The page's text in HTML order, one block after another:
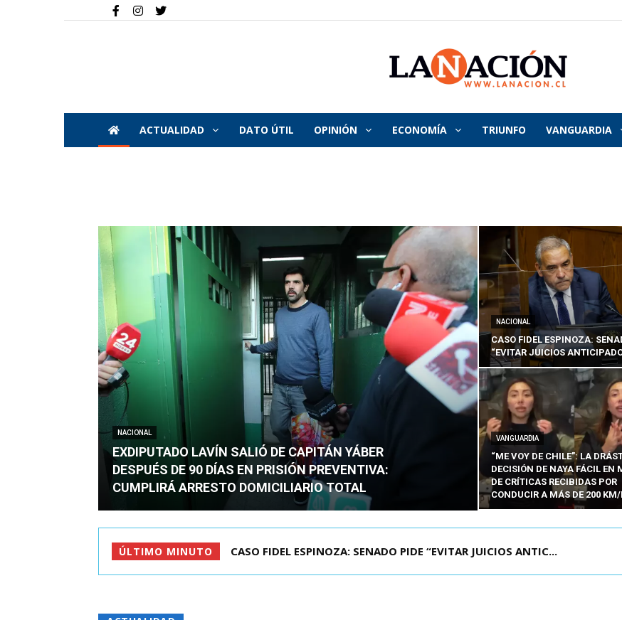
La
Nación
ACTUALIDAD DATO ÚTIL OPINIÓN ECONOMÍA TRIUNFO VANGUARDIA
NACIONAL
EXDIPUTADO LAVÍN SALIÓ DE CAPITÁN YÁBER
DESPUÉS DE 90 DÍAS EN PRISIÓN PREVENTIVA:
CUMPLIRÁ ARRESTO DOMICILIARIO TOTAL
NACIONAL
CASO FIDEL ESPINOZA:
“EVITAR JUICIOS
VANGUARDIA
“ME VOY DE CHILE”: LA
DECISIÓN DE NAYA FÁCIL EN
DE CRÍTICAS RECIBIDAS POR
CONDUCIR A MÁS DE 200
ÚLTIMO MINUTO TC ADMITE A TRÁMITE Y DECLARA ADMISIBLES LOS TRES REQU...